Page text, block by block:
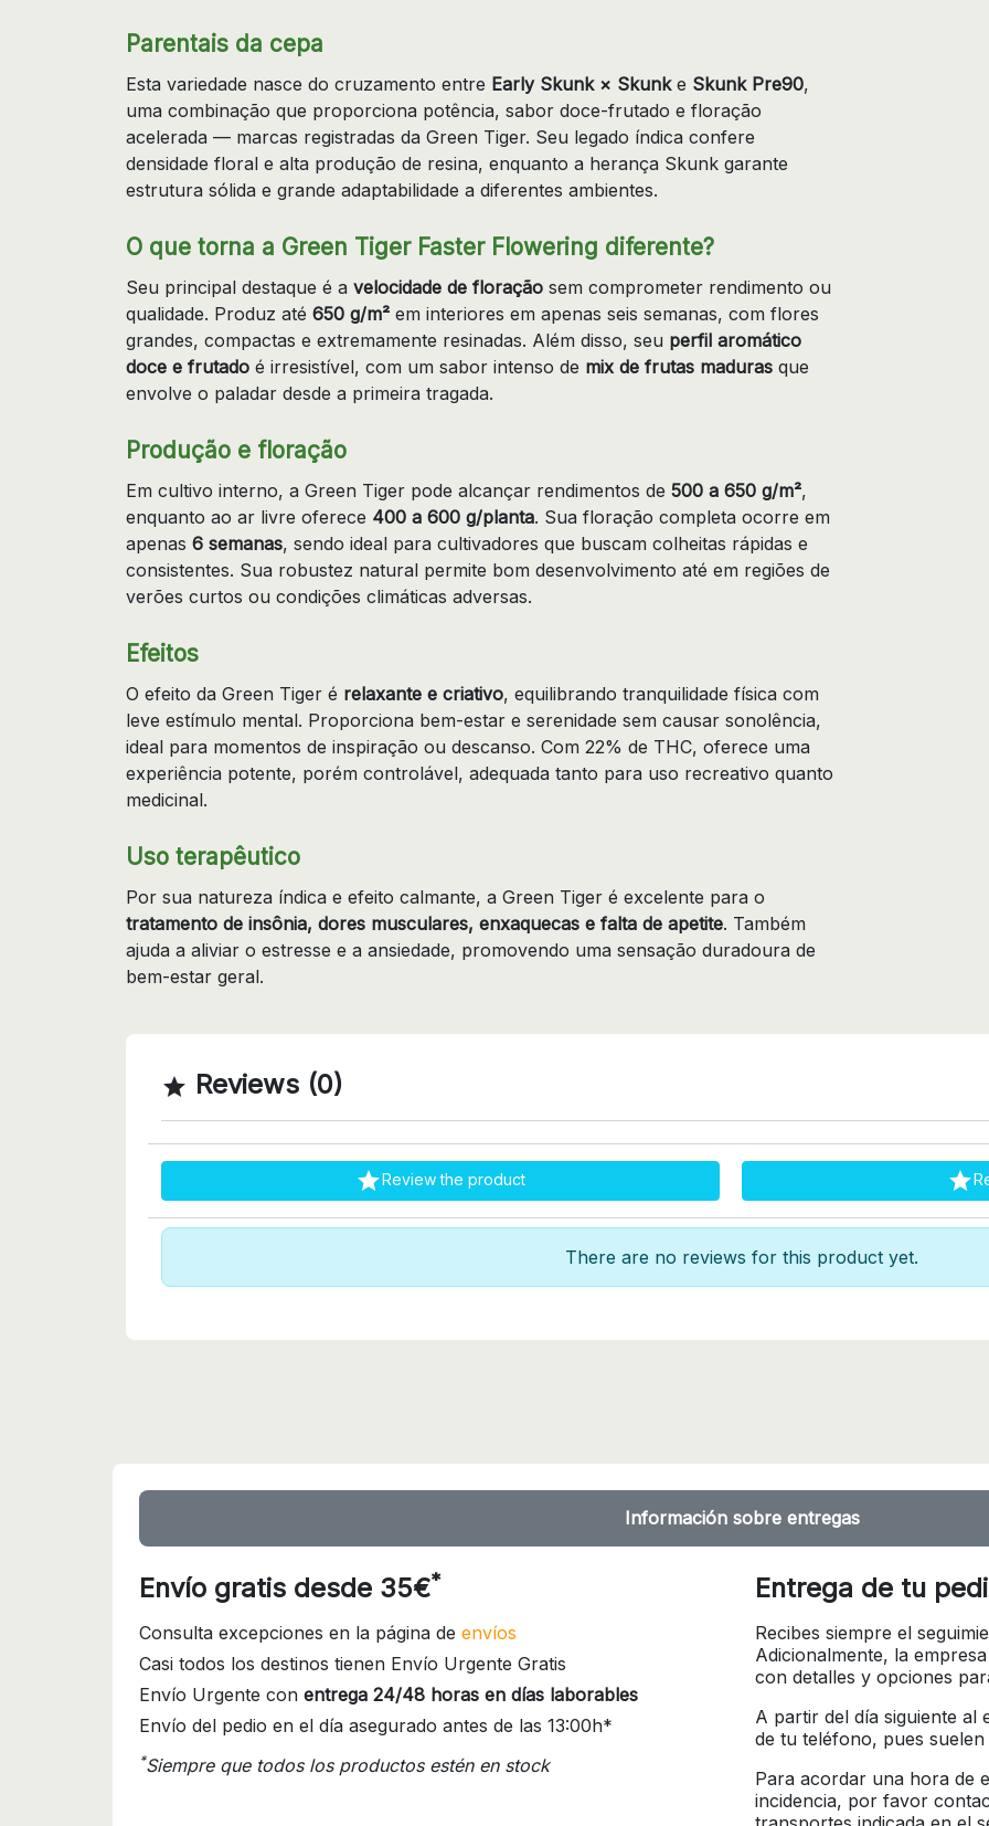
Parentais da cepa
Esta variedade nasce do cruzamento entre Early Skunk × Skunke Skunk Pre90,
uma combinação que proporciona potência, sabor doce-frutado e floração
acelerada — marcas registradas da Green Tiger. Seu legado índica confere
densidade floral e alta produção de resina, enquanto a herança Skunk garante
estrutura sólida e grande adaptabilidade a diferentes ambientes.
O que torna a Green Tiger Faster Flowering diferente?
Seu principal destaque é a velocidade de floração sem comprometer rendimento ou
qualidade. Produz até 650 g/m² em interiores em apenas seis semanas, com flores
grandes, compactas e extremamente resinadas. Além disso, seu perfil aromático
doce e frutado é irresistível, com um sabor intenso de mix de frutas maduras que
envolve o paladar desde a primeira tragada.
Produção e floração
Em cultivo interno, a Green Tiger pode alcançar rendimentos de 500 a 650 g/m²,
enquanto ao ar livre oferece 400 a 600 g/planta. Sua floração completa ocorre em
apenas 6 semanas, sendo ideal para cultivadores que buscam colheitas rápidas e
consistentes. Sua robustez natural permite bom desenvolvimento até em regiões de
verões curtos ou condições climáticas adversas.
Efeitos
O efeito da Green Tiger é relaxante e criativo, equilibrando tranquilidade física com
leve estímulo mental. Proporciona bem-estar e serenidade sem causar sonolência,
ideal para momentos de inspiração ou descanso. Com 22% de THC, oferece uma
experiência potente, porém controlável, adequada tanto para uso recreativo quanto
medicinal.
Uso terapêutico
Por sua natureza índica e efeito calmante, a Green Tiger é excelente para o
tratamento de insônia, dores musculares, enxaquecas e falta de apetite. Também
ajuda a aliviar o estresse e a ansiedade, promovendo uma sensação duradoura de
bem-estar geral.
 Reviews (0)
Review the product 
There are no reviews for this product yet.
Información sobre entregas
Envío gratis desde 35€*
Consulta excepciones en la página de envíos
Casi todos los destinos tienen Envío Urgente Gratis
Envío Urgente con entrega 24/48 horas en días laborables
Envío del pedio en el día asegurado antes de las 13:00h*
*Siempre que todos los productos estén en stock
Entrega de tu
Recibes siempre el
Adicionalmente, la
con detalles y opciones
A partir del día siguiente al
de tu teléfono, pues
Para acordar una hora de
incidencia, por favor